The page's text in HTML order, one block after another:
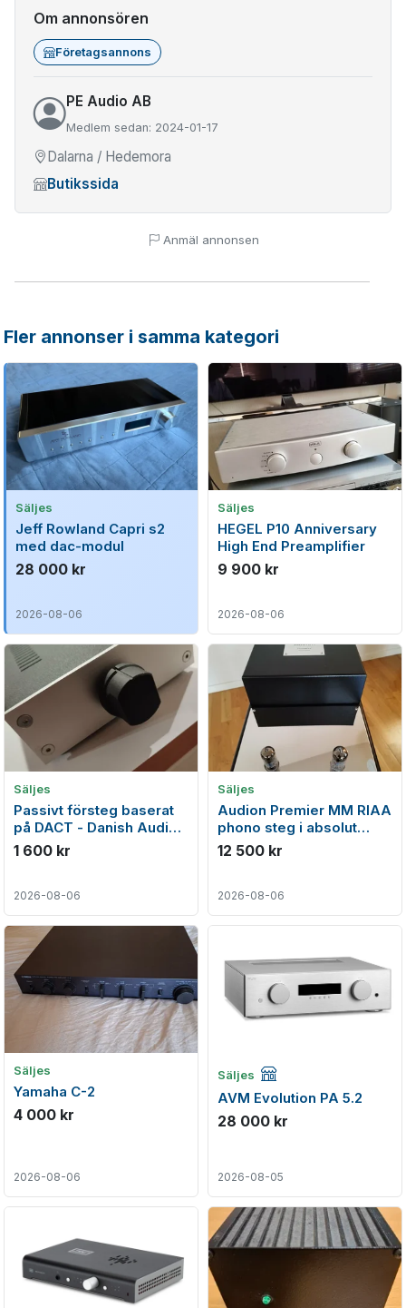
Om annonsören
Företagsannons
PE Audio AB
Medlem sedan: 2024-01-17
Dalarna / Hedemora
Butikssida
Anmäl annonsen
Fler annonser i samma kategori
Säljes
Jeff Rowland Capri s2
med dac-modul
28 000 kr
2026-08-06
Säljes
HEGEL P10 Anniversary
High End Preamplifier
9 900 kr
2026-08-06
Säljes
Passivt försteg baserat
på DACT - Danish Audio
ConnecT potentiometer
1 600 kr
2026-08-06
Säljes
Audion Premier MM RIAA
phono steg i absolut
nyskick
12 500 kr
2026-08-06
Säljes
Yamaha C-2
4 000 kr
2026-08-06
Säljes Företagsannons
AVM Evolution PA 5.2
28 000 kr
2026-08-05